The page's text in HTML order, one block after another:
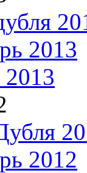
2013
2013
2012